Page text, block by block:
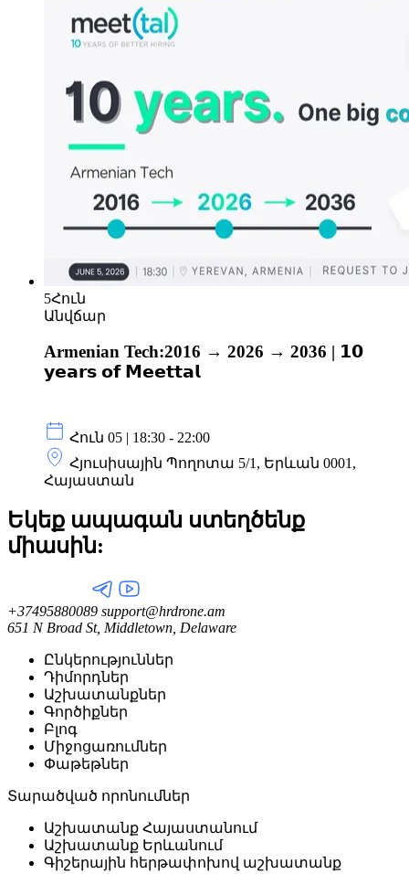
5Հուն
Անվճար
Armenian Tech:2016 → 2026 → 2036 | 𝟭𝟬
𝘆𝗲𝗮𝗿𝘀 𝗼𝗳 𝗠𝗲𝗲𝘁𝘁𝗮𝗹
Հուն 05 | 18:30 - 22:00
Հյուսիսային Պողոտա 5/1, Երևան 0001,
Հայաստան
Եկեք ապագան ստեղծենք
միասին:
+37495880089 support@hrdrone.am
651 N Broad St, Middletown, Delaware
Ընկերություններ
Դիմորդներ
Աշխատանքներ
Գործիքներ
Բլոգ
Միջոցառումներ
Փաթեթներ
Տարածված որոնումներ
Աշխատանք Հայաստանում
Աշխատանք Երևանում
Գիշերային հերթափոխով աշխատանք